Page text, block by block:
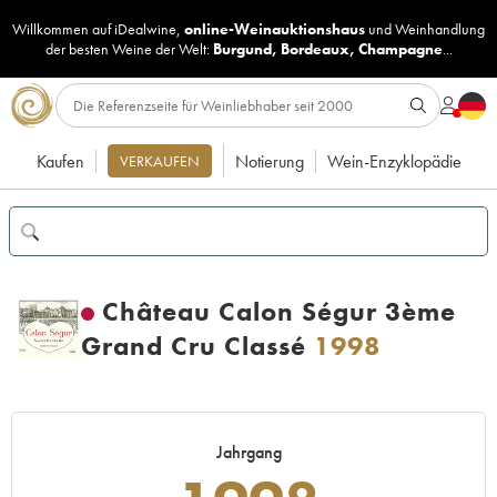
Willkommen auf iDealwine, online-Weinauktionshaus undWeinhandlung
der besten Weine der Welt: Burgund, Bordeaux, Champagne...
Kaufen VERKAUFEN Notierung Wein-Enzyklopädie
Château Calon Ségur 3ème
Grand Cru Classé 1998
Jahrgang